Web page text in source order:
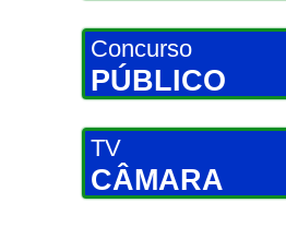
Concurso
PÚBLICO
TV
CÂMARA